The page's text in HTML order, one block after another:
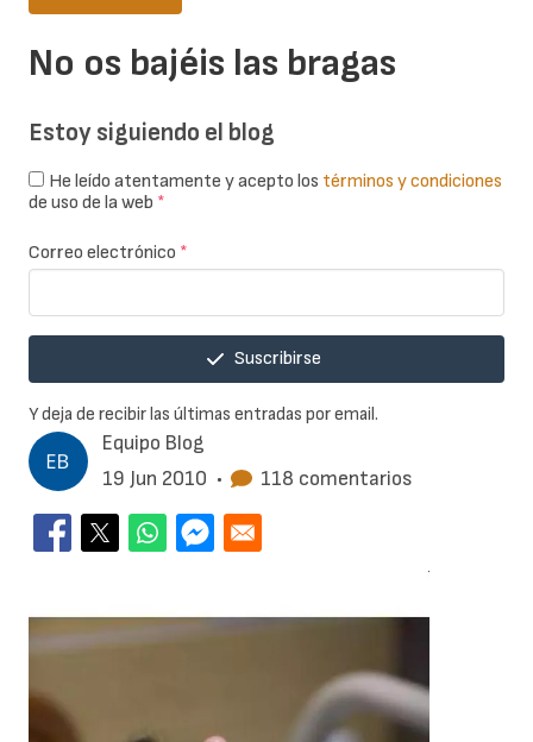
Equipo Blog
19 Jun 2010 • 118 comentarios
No os bajéis las bragas
Estoy siguiendo el blog
He leído atentamente y acepto los términos y condiciones
de uso de la web *
Correo electrónico *
Suscribirse
Y deja de recibir las últimas entradas por email.